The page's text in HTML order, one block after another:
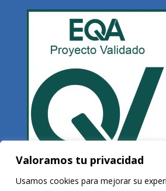
Valoramos tu privacidad
Usamos cookies para mejorar su